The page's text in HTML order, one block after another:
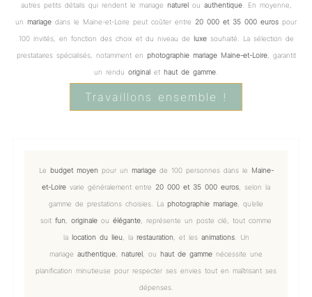
autres petits détails qui rendent le mariage naturelou authentique. En moyenne,
un mariage dans le Maine-et-Loire peut coûter entre 20 000 et 35 000 euros pour
100 invités, en fonction des choix et du niveau de luxesouhaité. La sélection de
prestataires spécialisés, notamment en photographie mariage Maine-et-Loire, garantit
un rendu original et haut de gamme
Travaillons ensemble !
Le budget moyenpour un mariagede 100 personnes dans le Maine-
et-Loire varie généralement entre 20 000 et 35 000 euros, selon la
gamme de prestations choisies. La photographie mariage, qu’elle
soit fun, originale ou élégante, représente un poste clé, tout comme
la location du lieu, la restauration, et les animations. Un
mariage authentique, naturel, ou haut de gamme nécessite une
planification minutieuse pour respecter ses envies tout en maîtrisant ses
dépenses.